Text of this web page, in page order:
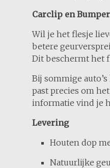
Carclip en Bumper
Wil je het flesje
betere
Dit beschermt het
Bij sommige
past precies om
informatie vind je
Levering
Houten dop
Natuurlijke